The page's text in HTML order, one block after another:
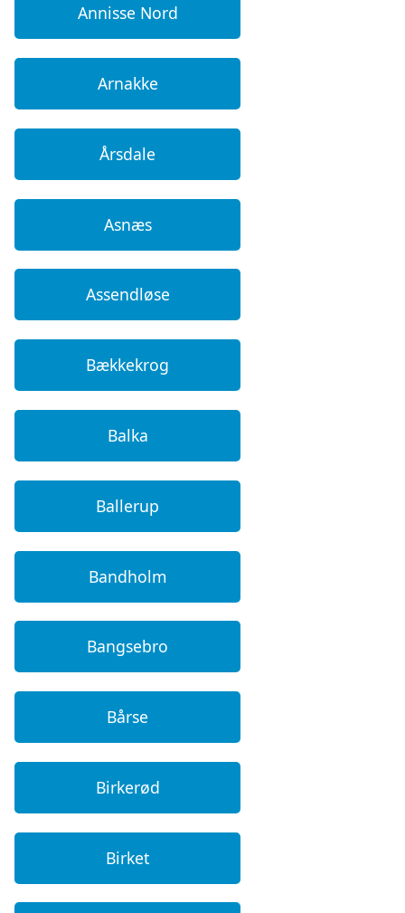
Annisse Nord
Arnakke
Årsdale
Asnæs
Assendløse
Bækkekrog
Balka
Ballerup
Bandholm
Bangsebro
Bårse
Birkerød
Birket